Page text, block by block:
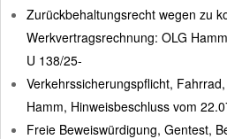
Zurückbehaltungsrecht wegen zu
Werkvertragsrechnung: OLG
U 138/25-
Verkehrssicherungspflicht,
Hamm, Hinweisbeschluss vom
Freie Beweiswürdigung, Gentest,